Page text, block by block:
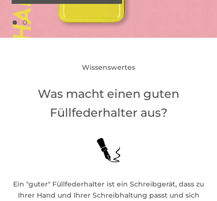
Wissenswertes
Was macht einen guten
Füllfederhalter aus?
Ein "guter" Füllfederhalter ist ein Schreibgerät, dass zu
Ihrer Hand und Ihrer Schreibhaltung passt und sich